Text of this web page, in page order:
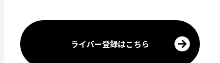
ライバー登録はこちら